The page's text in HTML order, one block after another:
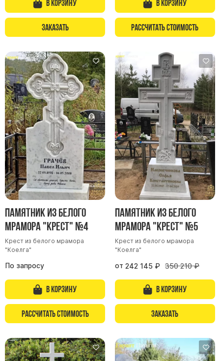
В корзину
Заказать
В корзину
Рассчитать стоимость
Памятник из белого
мрамора "Крест" №4
Крест из белого мрамора
"Коелга"
По запросу
В корзину
Рассчитать стоимость
Памятник из белого
мрамора "Крест" №5
Крест из белого мрамора
"Коелга"
от 242 145 ₽ 350 210 ₽
В корзину
Заказать